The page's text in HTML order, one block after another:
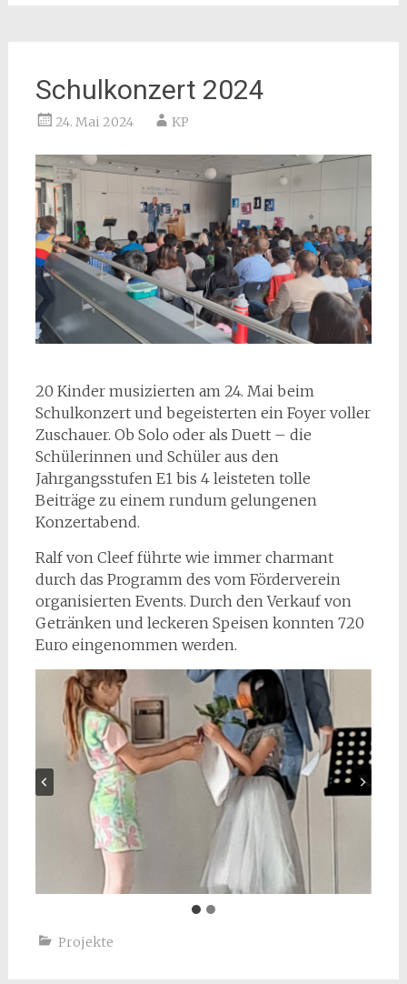
Schulkonzert 2024
24. Mai 2024 KP
20 Kinder musizierten am 24. Mai beim
Schulkonzert und begeisterten ein Foyer voller
Zuschauer. Ob Solo oder als Duett – die
Schülerinnen und Schüler aus den
Jahrgangsstufen E1 bis 4 leisteten tolle
Beiträge zu einem rundum gelungenen
Konzertabend.
Ralf von Cleef führte wie immer charmant
durch das Programm des vom Förderverein
organisierten Events. Durch den Verkauf von
Getränken und leckeren Speisen konnten 720
Euro eingenommen werden.
Projekte